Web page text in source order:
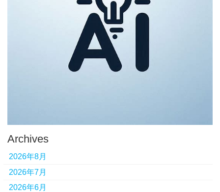
Archives
2026年8月
2026年7月
2026年6月